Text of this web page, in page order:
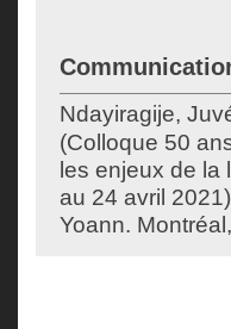
Ndayiragije,
(Colloque 50
les enjeux de la
au 24 avril
Yoann.